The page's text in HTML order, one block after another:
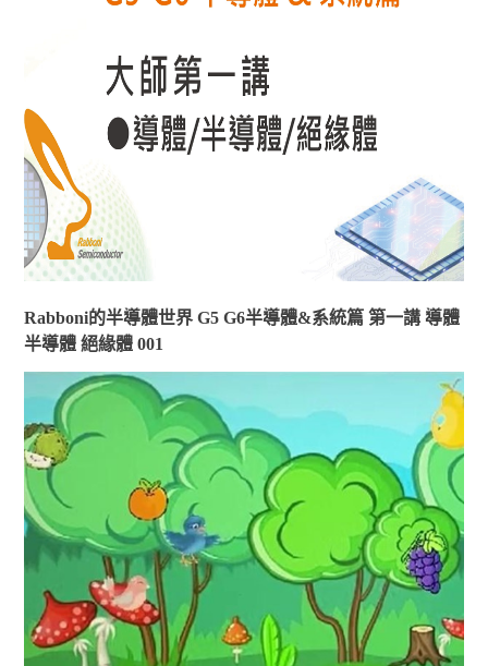
Rabboni的半導體世界 G5 G6半導體&系統篇 第一講 導體
半導體 絕緣體 001